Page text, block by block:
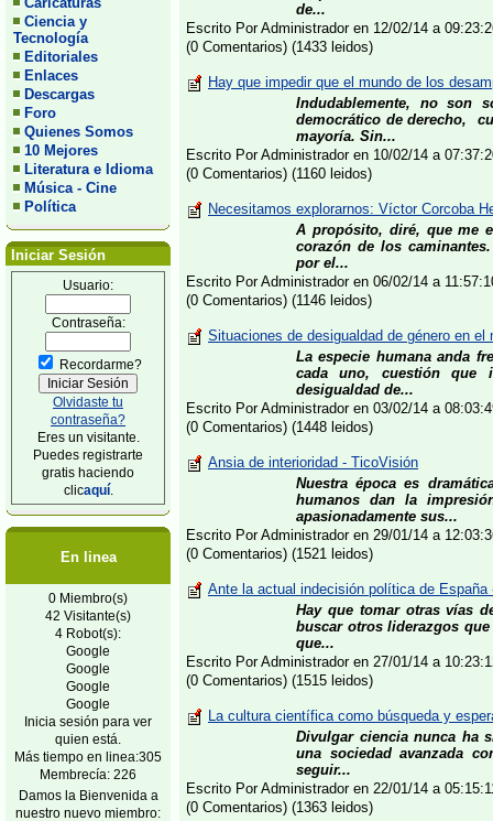
Ciencia y
Tecnología
Editoriales
Enlaces
Descargas
Foro
Quienes Somos
10 Mejores
Literatura e Idioma
Música - Cine
Política
Iniciar Sesión
Usuario:
Contraseña:
Recordarme?
Olvidaste tu
contraseña?
Eres un visitante.
Puedes registrarte
gratis haciendo
clicaquí.
En linea
0 Miembro(s)
42 Visitante(s)
4 Robot(s):
Google
Google
Google
Google
Inicia sesión para ver
quien está.
Más tiempo en linea:305
Membrecía: 226
Damos la Bienvenida a
nuestro nuevo miembro:
de...
Escrito Por Administrador en 12/02/14 a
(0 Comentarios) (1433 leidos)
Hay que impedir que el mundo de los
Indudablemente, no son
democrático de derecho,
mayoría. Sin...
Escrito Por Administrador en 10/02/14 a
(0 Comentarios) (1160 leidos)
Necesitamos explorarnos: Víctor Corcoba
A propósito, diré, que me
corazón de los
por el...
Escrito Por Administrador en 06/02/14 a
(0 Comentarios) (1146 leidos)
Situaciones de desigualdad de género en el
La especie humana anda
cada uno, cuestión que
desigualdad de...
Escrito Por Administrador en 03/02/14 a
(0 Comentarios) (1448 leidos)
Ansia de interioridad - TicoVisión
Nuestra época es
humanos dan la
apasionadamente sus...
Escrito Por Administrador en 29/01/14 a
(0 Comentarios) (1521 leidos)
Ante la actual indecisión política de España
Hay que tomar otras vías
buscar otros liderazgos
que...
Escrito Por Administrador en 27/01/14 a
(0 Comentarios) (1515 leidos)
La cultura científica como búsqueda y
Divulgar ciencia nunca ha
una sociedad avanzada
seguir...
Escrito Por Administrador en 22/01/14 a
(0 Comentarios) (1363 leidos)